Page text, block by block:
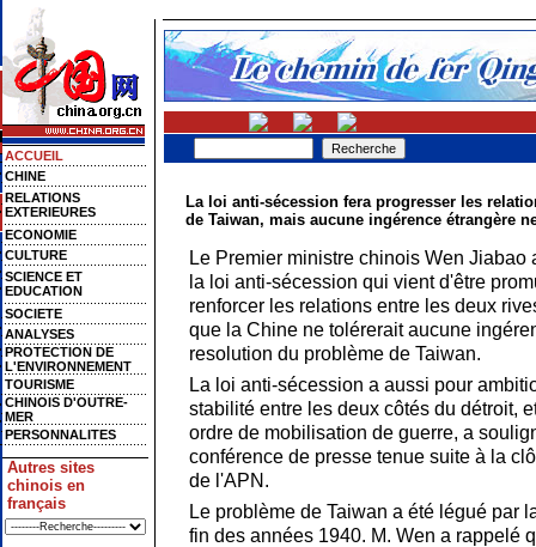
ACCUEIL
CHINE
RELATIONS
EXTERIEURES
ECONOMIE
CULTURE
SCIENCE ET
EDUCATION
SOCIETE
ANALYSES
PROTECTION DE
L'ENVIRONNEMENT
TOURISME
CHINOIS D'OUTRE-
MER
PERSONNALITES
Autres sites
chinois en
français
La loi anti-sécession fera progresser les
de Taiwan, mais aucune ingérence étrangère
Le Premier ministre chinois Wen Jiabao
la loi anti-sécession qui vient d'être
renforcer les relations entre les deux
que la Chine ne tolérerait aucune
resolution du problème de Taiwan.
La loi anti-sécession a aussi pour
stabilité entre les deux côtés du détroit,
ordre de mobilisation de guerre, a
conférence de presse tenue suite à la
de l'APN.
Le problème de Taiwan a été légué par
fin des années 1940. M. Wen a rappelé